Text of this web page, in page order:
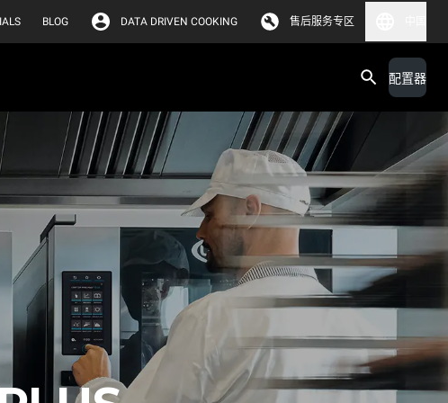
BLOG DATA DRIVEN COOKING 售后服务专区
配置器